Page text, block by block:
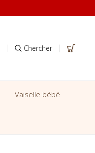
Chercher
Vaiselle bébé